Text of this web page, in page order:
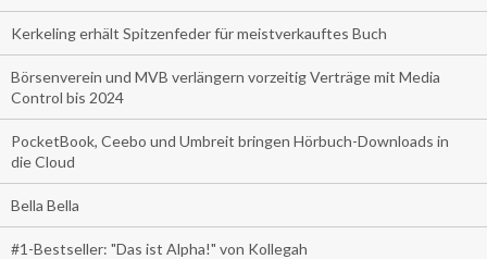
Kerkeling erhält Spitzenfeder für meistverkauftes Buch
Börsenverein und MVB verlängern vorzeitig Verträge mit Media
Control bis 2024
PocketBook, Ceebo und Umbreit bringen Hörbuch-Downloads in
die Cloud
Bella Bella
#1-Bestseller: "Das ist Alpha!" von Kollegah